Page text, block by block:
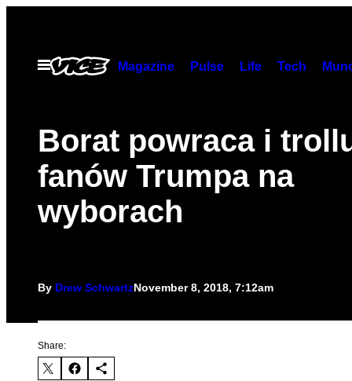
contentOpen
Menu
Magazine Pulse Life Tech
Borat powraca i
fanów Trumpa na
wyborach
By Drew SchwartzNovember 8, 2018, 7:12am
Share: